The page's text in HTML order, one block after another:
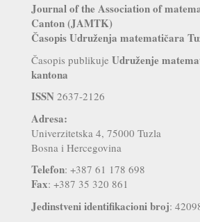
Journal of the Association of
Canton (JAMTK)
Časopis Udruženja matematičara
Časopis publikuje Udruženje
kantona
ISSN 2637-2126
Adresa:
Univerzitetska 4, 75000 Tuzla
Bosna i Hercegovina
Telefon: +387 61 178 698
Fax: +387 35 320 861
Jedinstveni identifikacioni broj: